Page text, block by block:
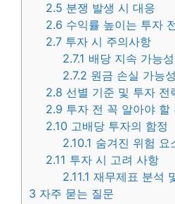
2.5 분쟁 발생 시 대응
2.6 수익률 높이는 투자
2.7 투자 시 주의사항
2.7.1 배당 지속 가능성
2.7.2 원금 손실 가능성
2.8 선별 기준 및 투자 전
2.9 투자 전 꼭 알아야 할
2.10 고배당 투자의 함정
2.10.1 숨겨진 위험 요
2.11 투자 시 고려 사항
2.11.1 재무제표 분석
3 자주 묻는 질문